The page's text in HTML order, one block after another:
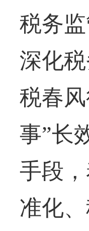
税务
深化
税春
事”长
手段
准化